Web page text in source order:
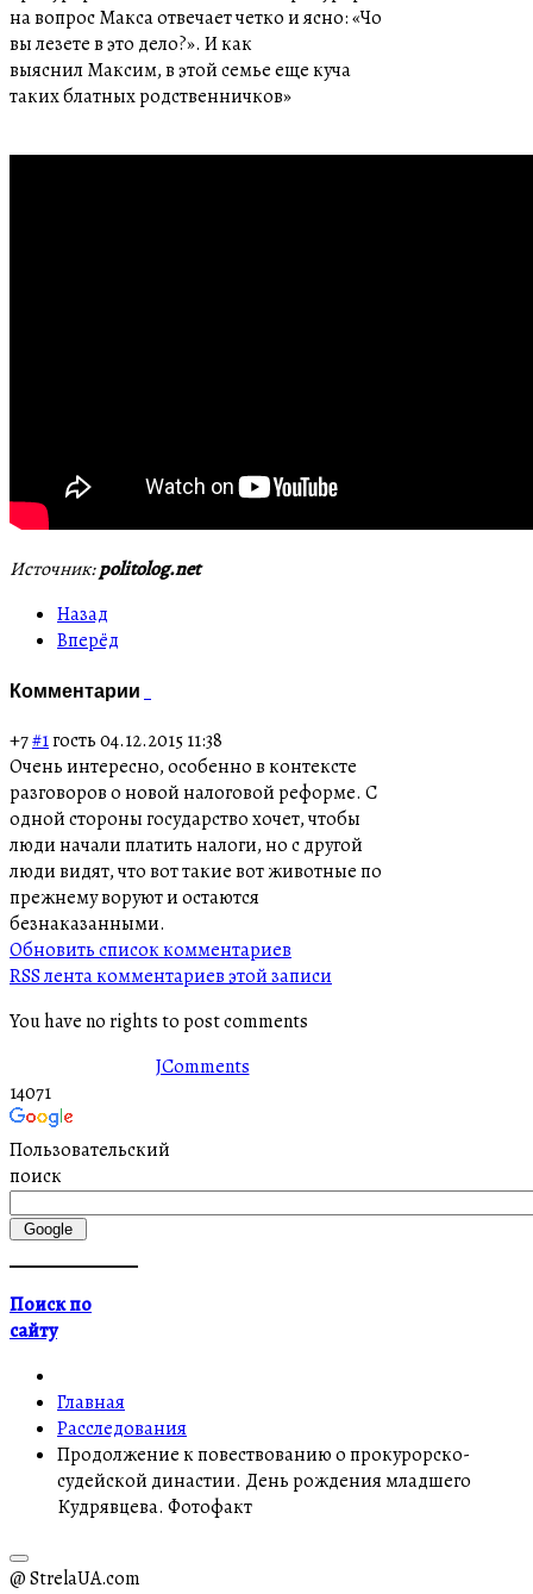
на вопрос Макса отвечает четко и ясно: «Чо
вы лезете в это дело?». И как
выяснил Максим, в этой семье еще куча
таких блатных родственничков»
Источник:politolog.net
Назад
Вперёд
Комментарии
+7#1гость04.12.2015 11:38
Очень интересно, особенно в контексте
разговоров о новой налоговой реформе. С
одной стороны государство хочет, чтобы
люди начали платить налоги, но с другой
люди видят, что вот такие вот животные по
прежнему воруют и остаются
безнаказанными.
Обновить список комментариев
RSS лента комментариев этой записи
You have no rights to post comments
JComments
14071
Пользовательский
поиск
Поиск по
сайту
Главная
Расследования
Продолжение к повествованию о прокурорско-
судейской династии. День рождения младшего
Кудрявцева. Фотофакт
@ StrelaUA.com